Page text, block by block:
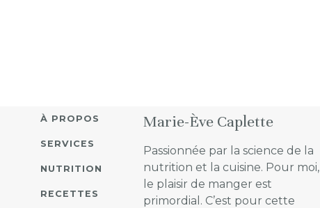
À PROPOS
SERVICES
NUTRITION
RECETTES
Marie-Ève Caplette
Passionnée par la science de la
nutrition et la cuisine. Pour moi,
le plaisir de manger est
primordial. C’est pour cette